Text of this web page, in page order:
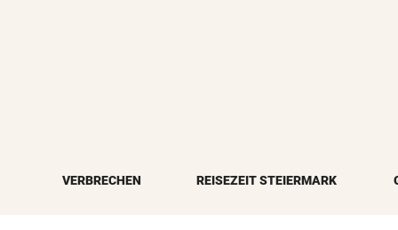
VERBRECHEN REISEZEIT STEIERMARK